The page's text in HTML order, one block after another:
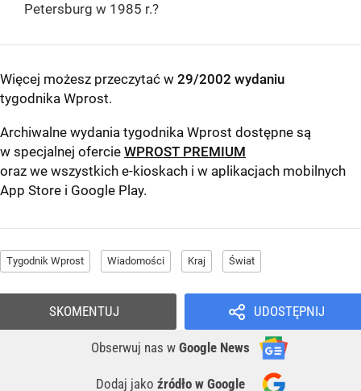
Petersburg w 1985 r.?
Więcej możesz przeczytać w 29/2002 wydaniu
tygodnika Wprost.
Archiwalne wydania tygodnika Wprost dostępne są
w specjalnej ofercie WPROST PREMIUM
oraz we wszystkich e-kioskach i w aplikacjach mobilnych
App Store i Google Play.
Tygodnik Wprost Wiadomości Kraj Świat
UDOSTĘPNIJ
Obserwuj nas w Google News
Dodaj jako źródło w Google
SKOMENTUJ